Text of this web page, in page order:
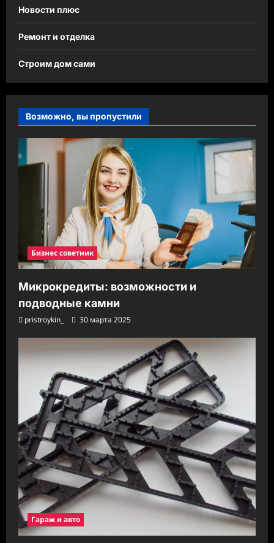
Новости плюс
Ремонт и отделка
Строим дом сами
Возможно, вы пропустили
Бизнес советник
Микрокредиты: возможности и
подводные камни
pristroykin_ 30 марта 2025
Гараж и авто